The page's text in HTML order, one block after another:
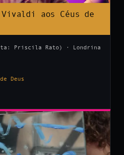
Vivaldi aos Céus de
Priscila Rato) · Londrina
Deus